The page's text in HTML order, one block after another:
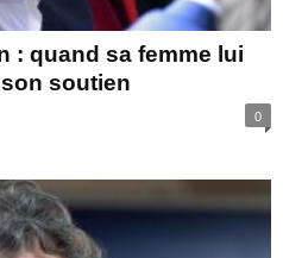
: quand sa femme lui
soutien
0